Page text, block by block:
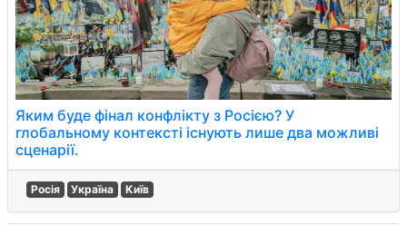
Яким буде фінал конфлікту з Росією? У
глобальному контексті існують лише два можливі
сценарії.
Росія Україна Київ